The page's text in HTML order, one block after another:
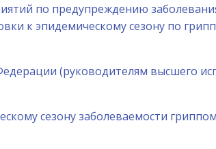
по предупреждению
к эпидемическому сезону по
(руководителям высшего
сезону заболеваемости